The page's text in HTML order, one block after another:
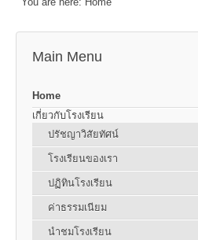
Main Menu
Home
เกี่ยวกับโรงเรียน
ปรัชญาวิสัยทัศน์
โรงเรียนของเรา
ปฏิทินโรงเรียน
ค่าธรรมเนียม
นำชมโรงเรียน